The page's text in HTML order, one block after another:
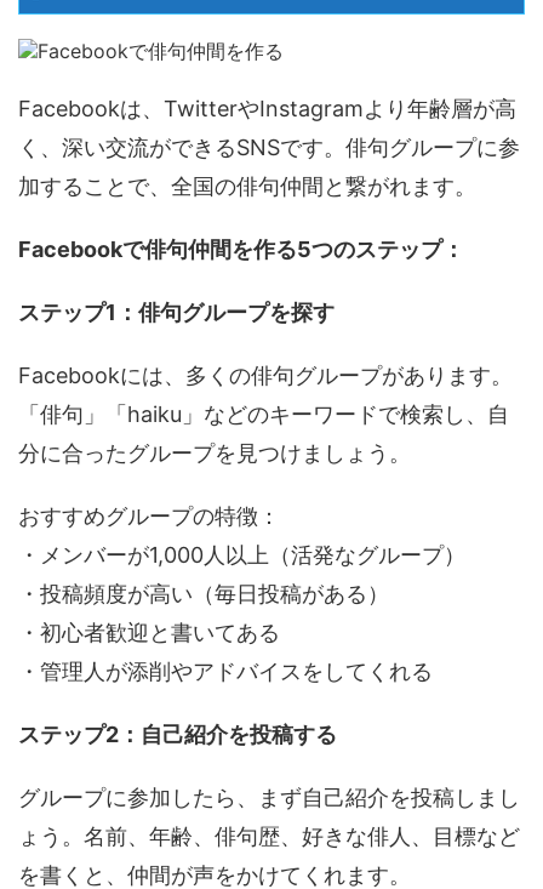
Facebookは、TwitterやInstagramより年齢層が高
く、深い交流ができるSNSです。俳句グループに参
加することで、全国の俳句仲間と繋がれます。
Facebookで俳句仲間を作る5つのステップ：
ステップ1：俳句グループを探す
Facebookには、多くの俳句グループがあります。
「俳句」「haiku」などのキーワードで検索し、自
分に合ったグループを見つけましょう。
おすすめグループの特徴：
・メンバーが1,000人以上（活発なグループ）
・投稿頻度が高い（毎日投稿がある）
・初心者歓迎と書いてある
・管理人が添削やアドバイスをしてくれる
ステップ2：自己紹介を投稿する
グループに参加したら、まず自己紹介を投稿しまし
ょう。名前、年齢、俳句歴、好きな俳人、目標など
を書くと、仲間が声をかけてくれます。